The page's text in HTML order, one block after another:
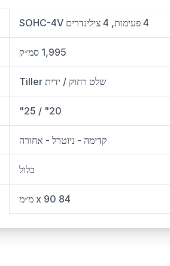
4 פעימות, 4 צילינדרים SOHC-4V
1,995 סמ״ק
שלט רחוק / ידית Tiller
20" / 25"
קדימה - ניוטרל - אחורה
כלול
84 x 90 מ״מ